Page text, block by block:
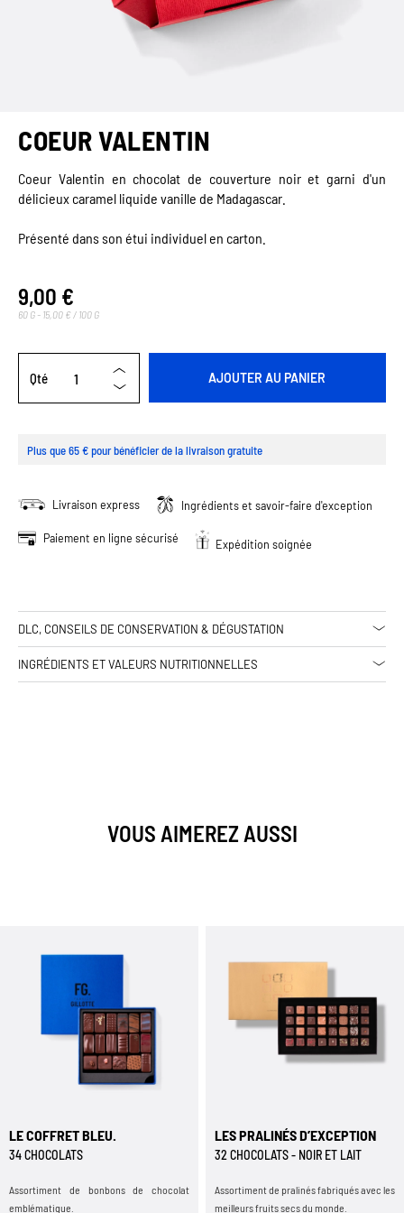
COEUR VALENTIN
Coeur Valentin en chocolat de couverture noir et garni d'un
délicieux caramel liquide vanille de Madagascar.
Présenté dans son étui individuel en carton.
9,00 €
60 G - 15,00 € / 100 G
Qté AJOUTER AU PANIER
Plus que 65 € pour bénéficier de la livraison gratuite
Livraison express Ingrédients et savoir-faire d'exception
Paiement en ligne sécurisé Expédition soignée
DLC, CONSEILS DE CONSERVATION & DÉGUSTATION
INGRÉDIENTS ET VALEURS NUTRITIONNELLES
VOUS AIMEREZ AUSSI
LE COFFRET BLEU.
34 CHOCOLATS
Assortiment de bonbons de chocolat
emblématique.
LES PRALINÉS D’EXCEPTION
32 CHOCOLATS - NOIR ET LAIT
Assortiment de pralinés fabriqués avec les
meilleurs fruits secs du monde.